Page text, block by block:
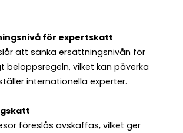
för expertskatt
att sänka ersättningsnivån för
beloppsregeln, vilket kan påverka
internationella experter.
föreslås avskaffas, vilket ger